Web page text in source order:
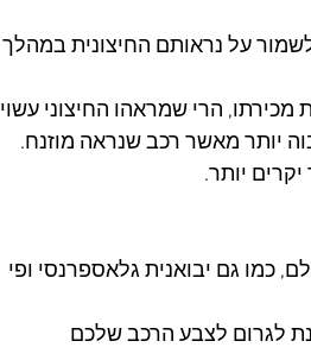
על נראותם החיצונית במהלך
הרי שמראהו החיצוני עשוי
יותר מאשר רכב שנראה מוזנח.
יותר.
כמו גם יבואנית גלאספרנסי ופי
לגרום לצבע הרכב שלכם